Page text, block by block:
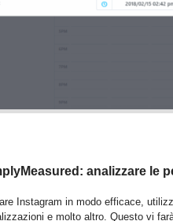
analizzare le
Instagram in modo efficace,
e molto altro. Questo vi